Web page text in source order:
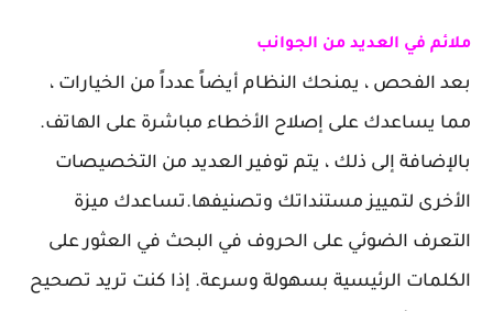
ملائم في العديد من الجوانب
بعد الفحص ، يمنحك النظام أيضاً عدداً من الخيارات ،
مما يساعدك على إصلاح الأخطاء مباشرة على الهاتف.
بالإضافة إلى ذلك ، يتم توفير العديد من التخصيصات
الأخرى لتمييز مستنداتك وتصنيفها.تساعدك ميزة
التعرف الضوئي على الحروف في البحث في العثور على
الكلمات الرئيسية بسهولة وسرعة. إذا كنت تريد تصحيح